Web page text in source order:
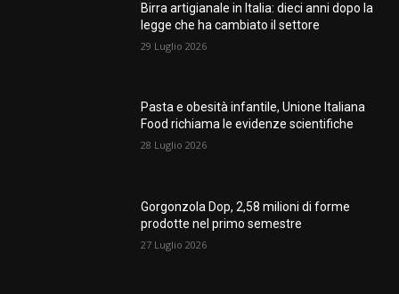
Birra artigianale in Italia: dieci anni dopo la
legge che ha cambiato il settore
29 Luglio 2026
Pasta e obesità infantile, Unione Italiana
Food richiama le evidenze scientifiche
28 Luglio 2026
Gorgonzola Dop, 2,58 milioni di forme
prodotte nel primo semestre
27 Luglio 2026